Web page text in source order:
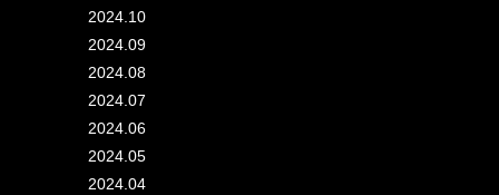
2024.10
2024.09
2024.08
2024.07
2024.06
2024.05
2024.04